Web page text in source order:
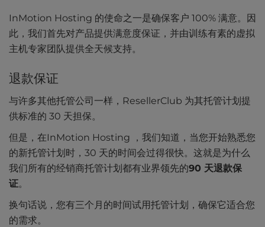
InMotion Hosting 的使命之一是确保客户 100% 满意。因
此，我们首先对产品提供满意度保证，并由训练有素的虚拟
主机专家团队提供全天候支持。
退款保证
与许多其他托管公司一样，ResellerClub 为其托管计划提
供标准的 30 天担保。
但是，在InMotion Hosting ，我们知道，当您开始熟悉您
的新托管计划时，30 天的时间会过得很快。这就是为什么
我们所有的经销商托管计划都有业界领先的90 天退款保
证。
换句话说，您有三个月的时间试用托管计划，确保它适合您
的需求。